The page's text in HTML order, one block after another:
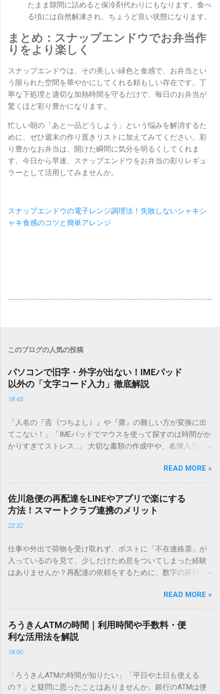
たまま隙間に詰めると保冷剤代わりにもなります。食べ
る頃には自然解凍され、ちょうど良い状態になります。
まとめ：スナップエンドウでお弁当作
りをより楽しく
スナップエンドウは、その美しい緑色と食感で、お弁当とい
う限られた空間を華やかにしてくれる頼もしい存在です。丁
寧な下処理と適切な加熱時間を守るだけで、毎日のお弁当が
驚くほど彩り豊かになります。
忙しい朝の「あと一品どうしよう」という悩みを解消するた
めに、ぜひ週末の作り置きリストに加えてみてください。彩
り豊かなお弁当は、開けた瞬間に気分を明るくしてくれま
す。今日から早速、スナップエンドウをお弁当の彩りレギュ
ラーとして活用してみませんか。
スナップエンドウの電子レンジ調理法！失敗しないシャキシ
ャキ食感のコツと簡単アレンジ
このブログの人気の投稿
パソコンで旧字・外字が出ない！IMEパッド
以外の「文字コード入力」徹底解説
18:43
「人名の『𠮷（つちよし）』や『齋』の難しい方が変換に出
てこない！」「IMEパッドでマウスを使って探すのは時間がか
かりすぎてストレス…」 大切な書類の作成中や、名簿入力を
てしまいますよね。多くの人が「IMEパッド（手書き入力）」
を使いますが、実はマウスで一画ずつ書くのは非効率です
し、似た漢字が多すぎて結局見つからないことも少なくあり
ません。 そこで今回は、IMEパッドを使わずに、特定のコー
ドを打ち込むだけで一瞬で旧字や外字、特殊記号を呼び出す
「文字コード入力」のテクニックを詳しく解説します。 この
必要はありません。 1. なぜ「変換」しても旧字・外字が出て
こないのか？ そもそも、なぜ普通の変換で出てこない漢字が
あるのでしょうか。その理由は、パソコンが文字を認識する
は、JIS規格（日本産業規格）によって「第1水準」「第2水
準」といった形で整理されています。しかし、人名や地名に
使われる非常に古い漢字（旧字）や、特定の組織だけで作ら
れた「外字」は、この一般的な変換リストに含まれていない
ン上のすべての文字には、いわば「住所」のような番号が割
り振られています。変換候補に出ない文字でも、この住所
READ MORE »
佐川急便の再配達をLINEやアプリで楽にする
方法！スマートクラブ連携のメリット
22:32
仕事や外出で荷物を受け取れず、ポストに「不在連絡票」が
入っているのを見て、少しだけため息をついてしまった経験
はありませんか？再配達の依頼をするために、数字の羅列を
ことに申し訳なさを感じたりすることもあるかもしれませ
ん。 「もっとスムーズに、自分のタイミングで受け取りた
い」 「わざわざ電話をかけずに、スマホ一つで完結させた
い」 そんな願いを叶えてくれるのが、佐川急便の会員制サー
ビス「スマートクラブ」と、LINEや公式アプリの連携です。
これらを活用するだけで、再配達のストレスは驚くほど軽く
受け取り術と、連携による具体的なメリットを徹底解説しま
す。 佐川急便の再配達が劇的に変わる「スマートクラブ」と
READ MORE »
ろうきんATMの時間｜利用時間や手数料・便
利な活用法を解説
18:00
「ろうきんATMの時間が知りたい」「平日や土日も使える
の？」と疑問に思ったことはありませんか。銀行のATMは便